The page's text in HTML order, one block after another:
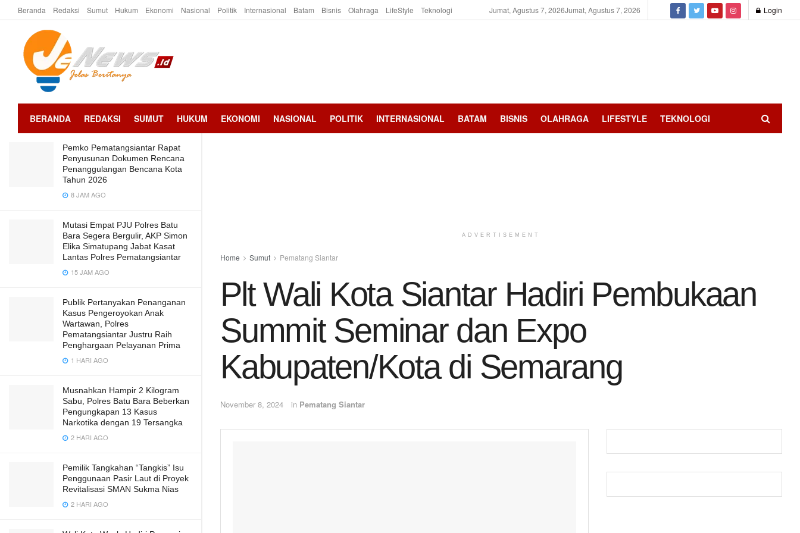
LATEST TRENDING
Plt Wali Kota Siantar Hadiri
Pembukaan Summit Seminar dan
Expo Kabupaten/Kota di Semarang
Pemko Pematangsiantar Rapat
Penyusunan Dokumen Rencana
Penanggulangan Bencana Kota
Tahun 2026
8 JAM AGO
Mutasi Empat PJU Polres Batu
Bara Segera Bergulir, AKP Simon
Elika Simatupang Jabat Kasat
Lantas Polres Pematangsiantar
15 JAM AGO
Publik Pertanyakan Penanganan
Kasus Pengeroyokan Anak
Wartawan, Polres
Pematangsiantar Justru Raih
Penghargaan Pelayanan Prima
1 HARI AGO
Musnahkan Hampir 2 Kilogram
Sabu, Polres Batu Bara Beberkan
Pengungkapan 13 Kasus
Narkotika dengan 19 Tersangka
2 HARI AGO
Pemilik Tangkahan “Tangkis” Isu
Penggunaan Pasir Laut di Proyek
Revitalisasi SMAN Sukma Nias
2 HARI AGO
Beranda Redaksi Sumut Hukum Ekonomi Nasional Politik Internasional Batam Bisnis Olahraga LifeStyle Teknologi Jumat, Agustus 7, 2026Jumat, Agustus 7, 2026 Login
BERANDA REDAKSI SUMUT HUKUM EKONOMI NASIONAL POLITIK INTERNASIONAL BATAM BISNIS OLAHRAGA LIFESTYLE TEKNOLOGI
ADVERTISEMENT
Home Sumut Pematang Siantar
Plt Wali Kota Siantar Hadiri Pembukaan
Summit Seminar dan Expo
Kabupaten/Kota di Semarang
November 8, 2024 in Pematang Siantar